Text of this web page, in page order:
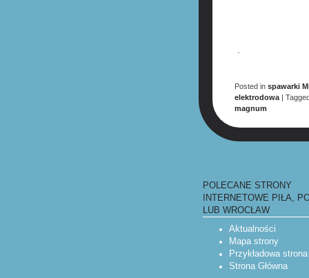
.
Posted inspawarki
elektrodowa |
magnum
POLECANE STRONY
INTERNETOWE PIŁA,
LUB WROCŁAW
Aktualności
Mapa strony
Przykładowa strona
Strona Główna